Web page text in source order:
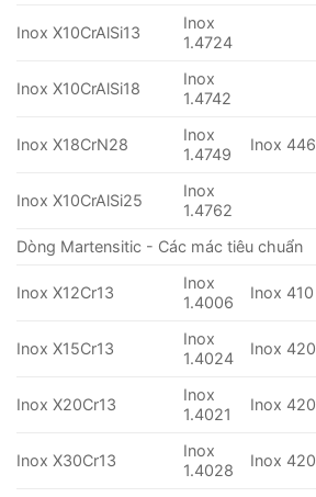
Inox X10CrAlSi13
Inox
1.4724
Inox X10CrAlSi18
Inox
1.4742
Inox X18CrN28
Inox
1.4749
Inox 446
Inox X10CrAlSi25
Inox
1.4762
Dòng Martensitic - Các mác tiêu chuẩn
Inox X12Cr13
Inox
1.4006
Inox 410
Inox X15Cr13
Inox
1.4024
Inox 420
Inox X20Cr13
Inox
1.4021
Inox 420
Inox X30Cr13
Inox
1.4028
Inox 420